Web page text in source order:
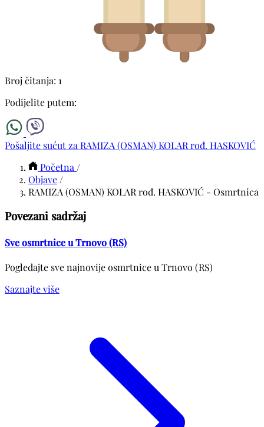
Broj čitanja: 1
Podijelite putem:
Pošaljite sućut za RAMIZA (OSMAN) KOLAR rođ. HASKOVIĆ
Početna /
Objave /
RAMIZA (OSMAN) KOLAR rođ. HASKOVIĆ - Osmrtnica
Povezani sadržaj
Sve osmrtnice u Trnovo (RS)
Pogledajte sve najnovije osmrtnice u Trnovo (RS)
Saznajte više